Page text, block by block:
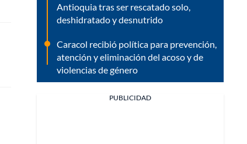
Antioquia tras ser rescatado solo,
deshidratado y desnutrido
Caracol recibió política para prevención,
atención y eliminación del acoso y de
violencias de género
PUBLICIDAD